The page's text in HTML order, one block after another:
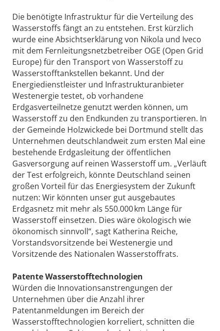
Die benötigte Infrastruktur für die Verteilung des
Wasserstoffs fängt an zu entstehen. Erst kürzlich
wurde eine Absichtserklärung von Nikola und Iveco
mit dem Fernleitungsnetzbetreiber OGE (Open Grid
Europe) für den Transport von Wasserstoff zu
Wasserstofftankstellen bekannt. Und der
Energiedienstleister und Infrastrukturanbieter
Westenergie testet, ob vorhandene
Erdgasverteilnetze genutzt werden können, um
Wasserstoff zu den Endkunden zu transportieren. In
der Gemeinde Holzwickede bei Dortmund stellt das
Unternehmen deutschlandweit zum ersten Mal eine
bestehende Erdgasleitung der öffentlichen
Gasversorgung auf reinen Wasserstoff um. „Verläuft
der Test erfolgreich, könnte Deutschland seinen
großen Vorteil für das Energiesystem der Zukunft
nutzen: Wir könnten unser gut ausgebautes
Erdgasnetz mit mehr als 550.000 km Länge für
Wasserstoff einsetzen. Dies wäre ökologisch wie
ökonomisch sinnvoll“, sagt Katherina Reiche,
Vorstandsvorsitzende bei Westenergie und
Vorsitzende des Nationalen Wasserstoffrats.
Patente Wasserstofftechnologien
Würden die Innovationsanstrengungen der
Unternehmen über die Anzahl ihrer
Patentanmeldungen im Bereich der
Wasserstofftechnologien korreliert, schnitten die